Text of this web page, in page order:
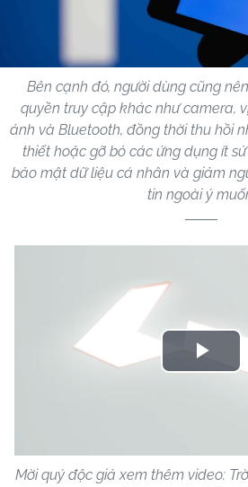
Bên cạnh đó, người dùng cũng
quyền truy cập khác như camera,
ảnh và Bluetooth, đồng thời thu hồi
thiết hoặc gỡ bỏ các ứng dụng ít
bảo mật dữ liệu cá nhân và giảm
tin ngoài ý
Mời quý độc giả xem thêm video: